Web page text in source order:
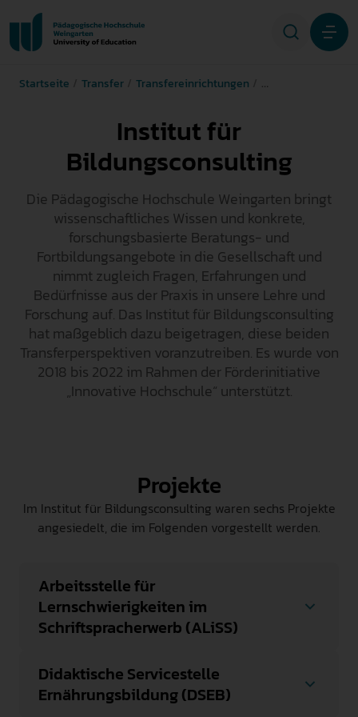
Hochschule
STUDIENINTERESSIERTE
STUDIERENDE
ALUMNI
Startseite Transfer Transfereinrichtungen Institut für
Institut für
Bildungsconsulting
Die Pädagogische Hochschule Weingarten bringt
wissenschaftliches Wissen und konkrete,
forschungsbasierte Beratungs- und
Fortbildungsangebote in die Gesellschaft und
nimmt zugleich Fragen, Erfahrungen und
Bedürfnisse aus der Praxis in unsere Lehre und
Forschung auf. Das Institut für Bildungsconsulting
hat maßgeblich dazu beigetragen, diese beiden
Transferperspektiven voranzutreiben. Es wurde von
2018 bis 2022 im Rahmen der Förderinitiative
„Innovative Hochschule“ unterstützt.
Projekte
Im Institut für Bildungsconsulting waren sechs Projekte
angesiedelt, die im Folgenden vorgestellt werden.
Arbeitsstelle für
Lernschwierigkeiten im
Schriftspracherwerb (ALiSS)
Schriftspracherwerb (ALiSS) bildete
Studierende darin aus, Lese- und
Rechtschreibschwierigkeiten bei Kindern
Didaktische Servicestelle
Ernährungsbildung (DSEB)